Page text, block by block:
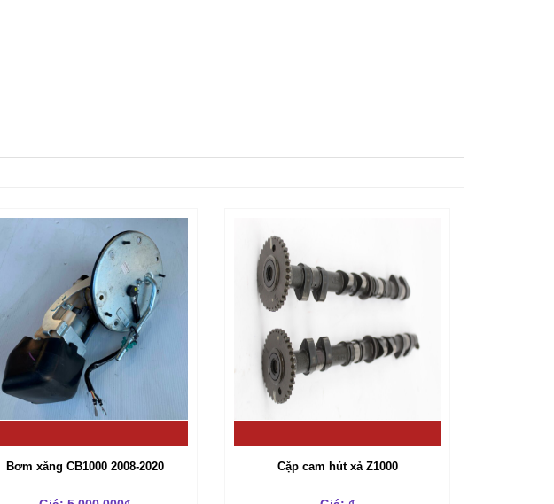
Bơm xăng CB1000 2008-2020 Cặp cam hút xả Z1000